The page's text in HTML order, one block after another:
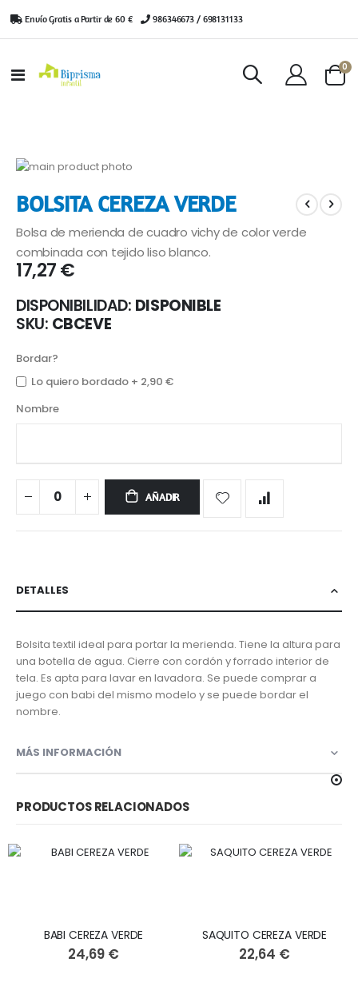
Envío Gratis a Partir de 60 € | 986346673 / 698131133
Toggle
Cart
0
Saltar
final
de
la
galería
de
imágenes
al
comienzo
de
la
galería
imágenes
BOLSITA CEREZA VERDE
Bolsa de merienda de cuadro vichy de color verde
combinada con tejido liso blanco.
17,27 €
DISPONIBILIDAD: DISPONIBLE
SKU CBCEVE
Bordar?
Lo quiero bordado + 2,90 €
Nombre
AÑADIR
DETALLES
Bolsita textil ideal para portar la merienda. Tiene la altura para
una botella de agua. Cierre con cordón y forrado interior de
tela. Es apta para lavar en lavadora. Se puede comprar a
juego con babi del mismo modelo y se puede bordar el
nombre.
MÁS INFORMACIÓN
PRODUCTOS RELACIONADOS
BABI CEREZA VERDE
24,69 €
SAQUITO CEREZA VERDE
22,64 €